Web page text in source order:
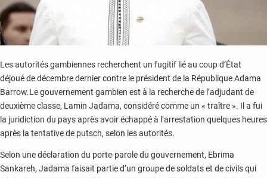
Les autorités gambiennes recherchent un fugitif lié au coup d’État
déjoué de décembre dernier contre le président de la République Adama
Barrow.Le gouvernement gambien est à la recherche de l’adjudant de
deuxième classe, Lamin Jadama, considéré comme un « traître ». Il a fui
la juridiction du pays après avoir échappé à l’arrestation quelques heures
après la tentative de putsch, selon les autorités.
Selon une déclaration du porte-parole du gouvernement, Ebrima
Sankareh, Jadama faisait partie d’un groupe de soldats et de civils qui